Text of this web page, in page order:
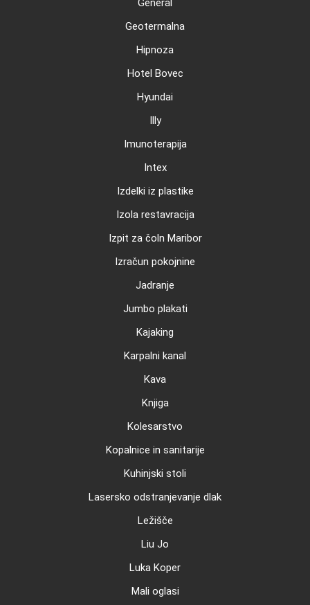
General
Geotermalna
Hipnoza
Hotel Bovec
Hyundai
Illy
Imunoterapija
Intex
Izdelki iz plastike
Izola restavracija
Izpit za čoln Maribor
Izračun pokojnine
Jadranje
Jumbo plakati
Kajaking
Karpalni kanal
Kava
Knjiga
Kolesarstvo
Kopalnice in sanitarije
Kuhinjski stoli
Lasersko odstranjevanje dlak
Ležišče
Liu Jo
Luka Koper
Mali oglasi